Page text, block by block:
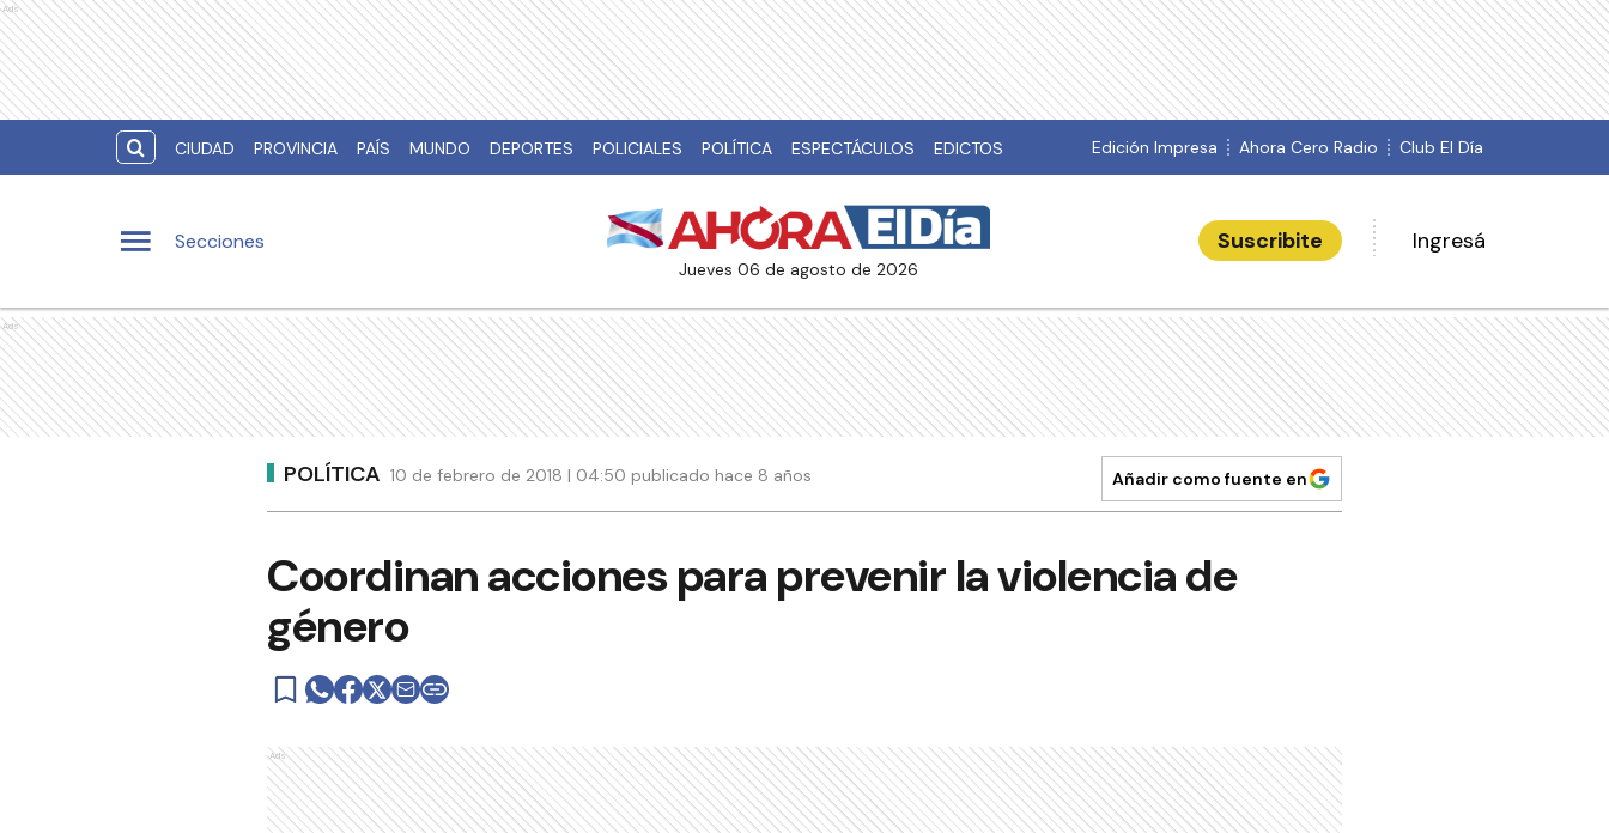
Ads
CIUDAD PROVINCIA PAÍS MUNDO DEPORTES POLICIALES POLÍTICA ESPECTÁCULOS EDICTOS Edición Impresa Ahora Cero Radio Club El Día
Secciones
jueves 06 de agosto de 2026
Suscribite Ingresá
Ads
POLÍTICA 10 de febrero de 2018 | 04:50 publicado hace 8 años Añadir como fuente en
Coordinan acciones para prevenir la violencia de
género
Ads